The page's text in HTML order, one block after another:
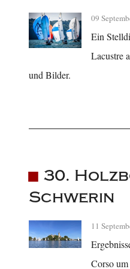
09
Ein
Lacustre
und Bilder.
30.
Schwerin
11
Corso